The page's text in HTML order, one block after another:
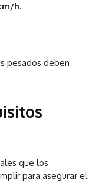
h.
pesados deben
que los
para asegurar el